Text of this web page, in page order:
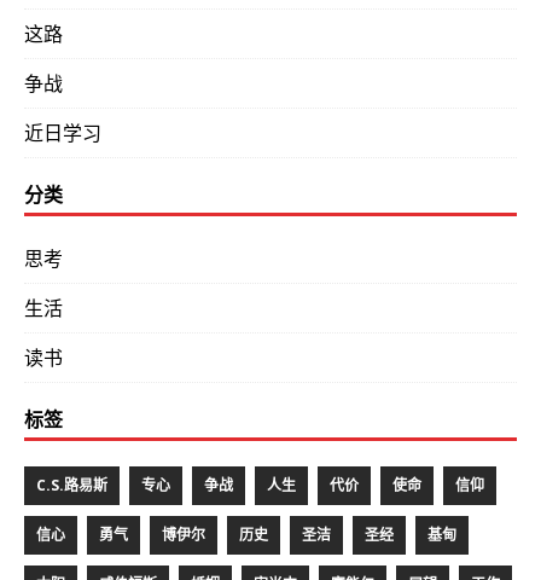
这路
争战
近日学习
分类
思考
生活
读书
标签
C.S.路易斯 专心 争战 人生 代价 使命 信仰
信心 勇气 博伊尔 历史 圣洁 圣经 基甸